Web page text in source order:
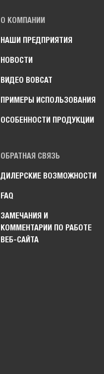
О КОМПАНИИ
НАШИ ПРЕДПРИЯТИЯ
НОВОСТИ
ВИДЕО BOBCAT
ПРИМЕРЫ ИСПОЛЬЗОВАНИЯ
ОСОБЕННОСТИ ПРОДУКЦИИ
ОБРАТНАЯ СВЯЗЬ
ДИЛЕРСКИЕ ВОЗМОЖНОСТИ
FAQ
ЗАМЕЧАНИЯ И
КОММЕНТАРИИ ПО РАБОТЕ
ВЕБ-САЙТА